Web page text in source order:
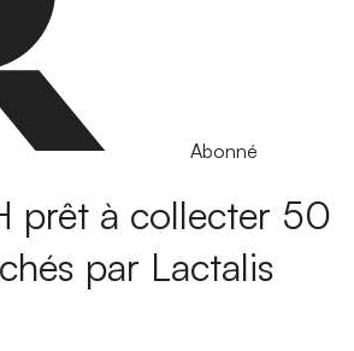
Abonné
prêt à collecter 50
par Lactalis